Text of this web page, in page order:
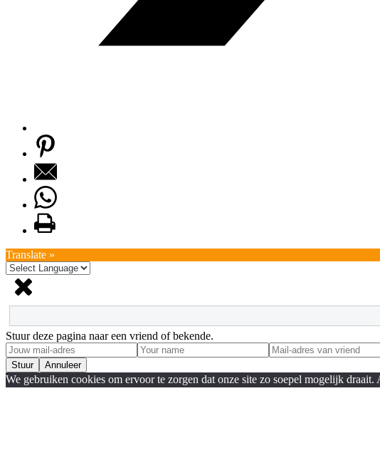
Translate »
Stuur deze pagina naar een vriend of bekende.
Stuur Annuleer
We gebruiken cookies om ervoor te zorgen dat onze site zo soepel mogelijk